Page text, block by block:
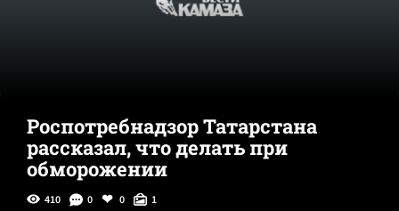
Роспотребнадзор Татарстана
рассказал, что делать при
обморожении
410 0 0 1